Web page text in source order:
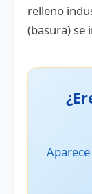
relleno
(basura) se